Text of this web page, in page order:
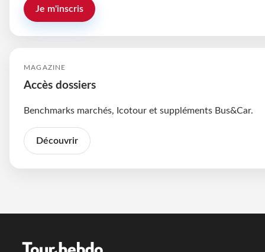
Je m'inscris
MAGAZINE
Accès dossiers
Benchmarks marchés, Icotour et suppléments Bus&Car.
Découvrir